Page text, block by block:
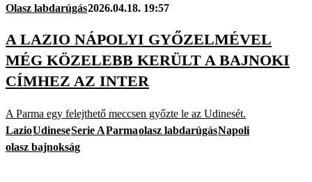
Olasz labdarúgás2026.04.18. 19:57
A LAZIO NÁPOLYI GYŐZELMÉVEL
MÉG KÖZELEBB KERÜLT A BAJNOKI
CÍMHEZ AZ INTER
A Parma egy felejthető meccsen győzte le az Udinesét.
LazioUdineseSerie AParmaolasz labdarúgásNapoli
olasz bajnokság